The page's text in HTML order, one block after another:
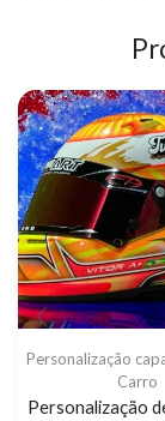
Personalização
Carro
Personalização